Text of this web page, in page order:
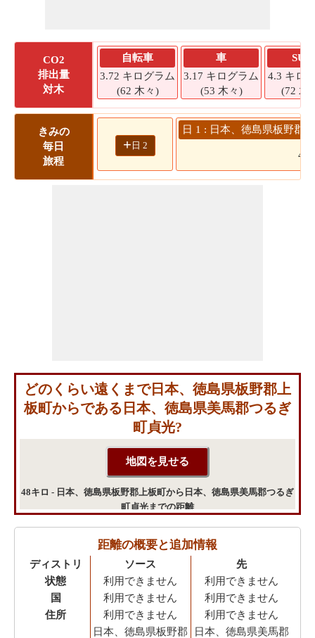
CO2
排出量
対木
自転車
3.72 キログラム
(62 木々)
車
3.17 キログラム
(53 木々)
SUV
4.3 キロ
(72 木
きみの
毎日
旅程
+ 日 2
日 1 : 日本、徳島県板野郡
48
どのくらい遠くまで日本、徳島県板野郡上
板町からである日本、徳島県美馬郡つるぎ
町貞光?
48キロ - 日本、徳島県板野郡上板町から日本、徳島県美馬郡つるぎ
町貞光までの距離
距離の概要と追加情報
ディストリ
状態
国
住所
ソース
利用できません
利用できません
利用できません
日本、徳島県板野郡
先
利用できません
利用できません
利用できません
日本、徳島県美馬郡